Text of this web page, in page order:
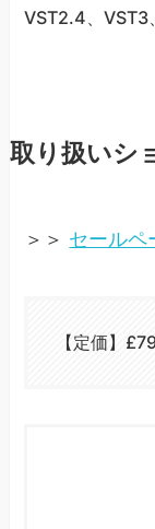
VST2.4、VST3
取り扱いシ
＞＞ セールペ
【定価】